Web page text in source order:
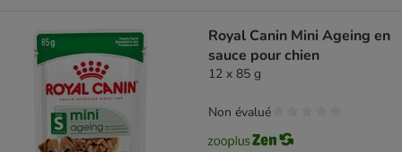
Royal Canin Mini Ageing en
sauce pour chien
12 x 85 g
Non évalué